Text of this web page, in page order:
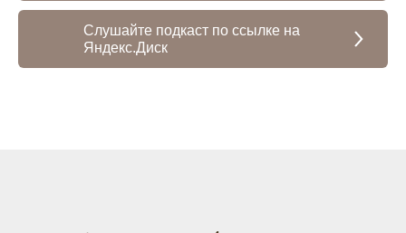
Слушайте подкаст по ссылке на
Яндекс.Диск